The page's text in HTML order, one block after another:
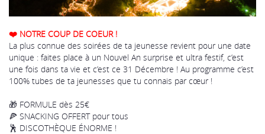
❤️ NOTRE COUP DE COEUR !
La plus connue des soirées de ta jeunesse revient pour une date
unique : faites place à un Nouvel An surprise et ultra festif, c’est
une fois dans ta vie et c’est ce 31 Décembre ! Au programme c’est
100% tubes de ta jeunesses que tu connais par cœur !
🎁 FORMULE dès 25€
🍕 SNACKING OFFERT pour tous
🕺 DISCOTHÈQUE ÉNORME !